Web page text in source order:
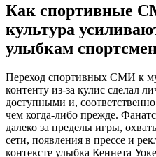
Как спортивные
культура
улыбкам
Переход спортивных СМИ к
контенту из-за кулис сделал
доступными и,
чем когда-либо прежде.
далеко за пределы игры,
сети, появления в прессе и
контексте улыбка Кеннета